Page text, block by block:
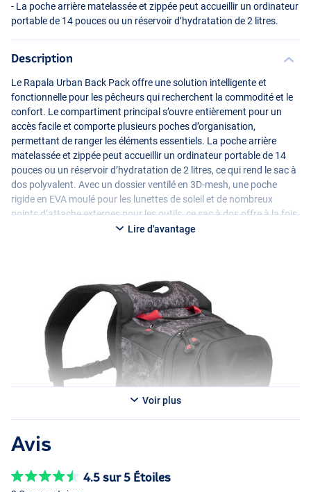
- La poche arrière matelassée et zippée peut accueillir un ordinateur
portable de 14 pouces ou un réservoir d’hydratation de 2 litres.
Description
Le Rapala Urban Back Pack offre une solution intelligente et
fonctionnelle pour les pêcheurs qui recherchent la commodité et le
confort. Le compartiment principal s’ouvre entièrement pour un
accès facile et comporte plusieurs poches d’organisation,
permettant de ranger les éléments essentiels. La poche arrière
matelassée et zippée peut accueillir un ordinateur portable de 14
pouces ou un réservoir d’hydratation de 2 litres, ce qui rend le sac à
dos polyvalent. Avec un dossier ventilé en 3D-mesh, une poche
rigide en EVA moulé pour les lunettes de soleil et de nombreux
points d’attache externes pour les outils, ce sac à dos offre à la fois
confort et protection pour les objets de valeur. Le système de porte-
confortable pendant les journées d’aventure au bord de l’eau.
Lire d'avantage
Voir plus
Avis
4.5 sur 5 Étoiles